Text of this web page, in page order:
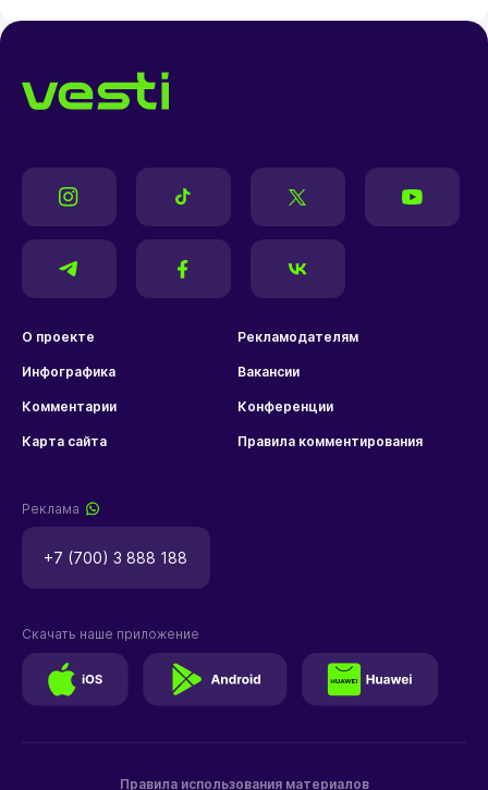
О проекте Рекламодателям
Инфографика Вакансии
Комментарии Конференции
Карта сайта Правила комментирования
Реклама
+7 (700) 3 888 188
Правила использования материалов
Скачать наше приложение